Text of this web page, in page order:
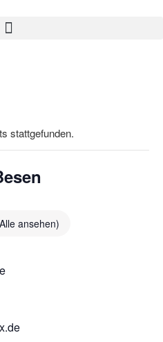
stattgefunden.
ansehen)